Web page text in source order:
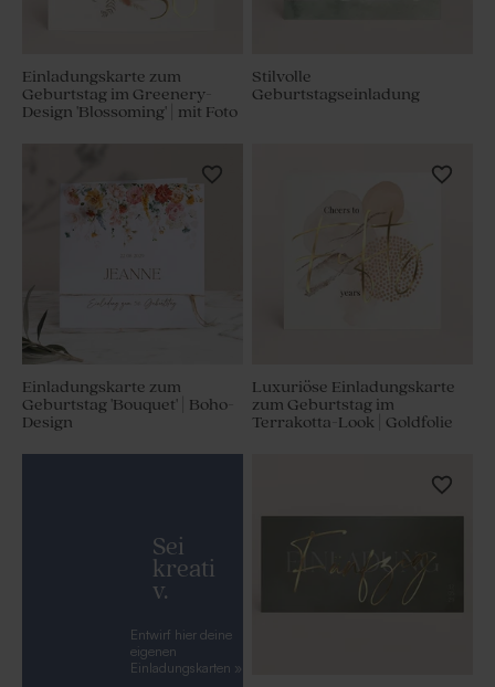
Sei
kreati
v.
Entwirf hier deine
eigenen
Einladungskarten »
Einladungskarte zum
Geburtstag im Greenery-
Design 'Blossoming' | mit Foto
Stilvolle
Geburtstagseinladung
Einladungskarte zum
Geburtstag 'Bouquet' | Boho-
Design
Luxuriöse Einladungskarte
zum Geburtstag im
Terrakotta-Look | Goldfolie